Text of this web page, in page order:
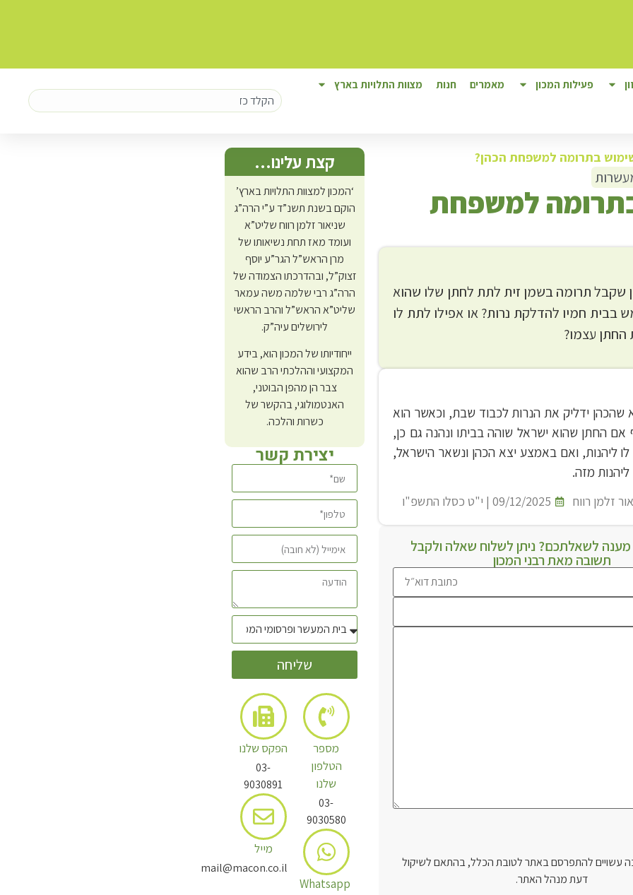
פעילות המכון מאמרים חנות מצוות התלויות בארץ
בתרומה למשפחת הכהן?
למשפחת
שקבל תרומה בשמן זית לתת לחתן שלו שהוא
בבית חמיו להדלקת נרות? או אפילו לתת לו
עצמו?
שהכהן ידליק את הנרות לכבוד שבת, וכאשר הוא
החתן שהוא ישראל שוהה בביתו ונהנה גם כן,
ליהנות, ואם באמצע יצא הכהן ונשאר הישראל,
מזה.
זלמן רווח 09/12/2025 | י"ט כסלו התשפ"ו
לשאלתכם? ניתן לשלוח שאלה ולקבל
תשובה מאת רבני המכון
עשויים להתפרסם באתר לטובת הכלל, בהתאם לשיקול
דעת מנהל האתר.
קצת עלינו…
‘המכון למצוות התלויות בארץ’
הוקם בשנת תשנ”ד ע”י הרה”ג
שניאור זלמן רווח שליט”א
ועומד מאז תחת נשיאותו של
מרן הראש”ל הגר”ע יוסף
זצוק”ל, ובהדרכתו הצמודה של
הרה”ג רבי שלמה משה עמאר
שליט”א הראש”ל והרב הראשי
לירושלים עיה”ק.
ייחודיותו של המכון הוא, בידע
המקצועי וההלכתי הרב שהוא
צבר הן מהפן הבוטני,
האנטמולוגי, בהקשר של
כשרות והלכה.
יצירת קשר
שליחה
מספר
הטלפון
שלנו
03-
9030580
Whatsapp
הפקס שלנו
03-
9030891
מייל
mail@macon.co.il